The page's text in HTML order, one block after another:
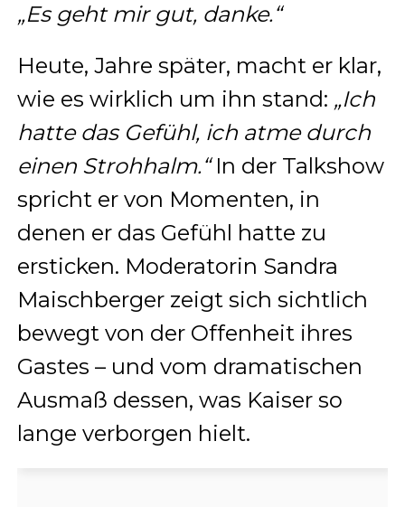
„Es geht mir gut, danke.“
Heute, Jahre später, macht er klar,
wie es wirklich um ihn stand: „Ich
hatte das Gefühl, ich atme durch
einen Strohhalm.“In der Talkshow
spricht er von Momenten, in
denen er das Gefühl hatte zu
ersticken. Moderatorin Sandra
Maischberger zeigt sich sichtlich
bewegt von der Offenheit ihres
Gastes – und vom dramatischen
Ausmaß dessen, was Kaiser so
lange verborgen hielt.